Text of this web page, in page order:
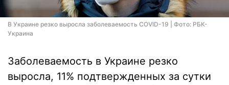
В Украине резко выросла заболеваемость COVID-19 | Фото: РБК-
Украина
Заболеваемость в Украине резко
выросла, 11% подтвержденных за сутки